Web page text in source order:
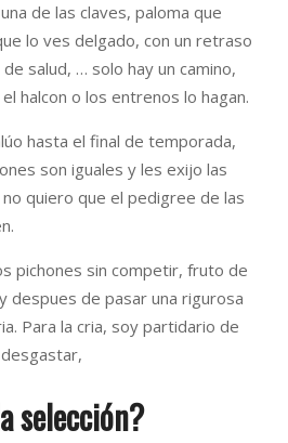
de las claves, paloma que
lo ves delgado, con un retraso
salud, … solo hay un camino,
halcon o los entrenos lo hagan.
hasta el final de temporada,
son iguales y les exijo las
quiero que el pedigree de las
pichones sin competir, fruto de
despues de pasar una rigurosa
Para la cria, soy partidario de
selección?